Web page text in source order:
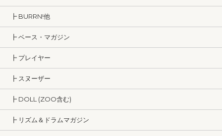
┣ BURRN!他
┣ ベース・マガジン
┣ プレイヤー
┣ スヌーザー
┣ DOLL (ZOO含む)
┣ リズム＆ドラムマガジン